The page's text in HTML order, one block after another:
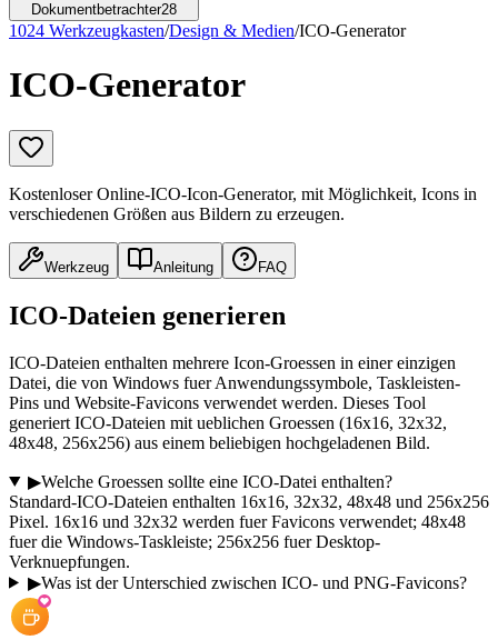
Dokumentbetrachter28
1024 Werkzeugkasten/Design & Medien/ICO-Generator
ICO-Generator
Kostenloser Online-ICO-Icon-Generator, mit Möglichkeit, Icons in
verschiedenen Größen aus Bildern zu erzeugen.
Werkzeug Anleitung FAQ
ICO-Dateien generieren
ICO-Dateien enthalten mehrere Icon-Groessen in einer einzigen
Datei, die von Windows fuer Anwendungssymbole, Taskleisten-
Pins und Website-Favicons verwendet werden. Dieses Tool
generiert ICO-Dateien mit ueblichen Groessen (16x16, 32x32,
48x48, 256x256) aus einem beliebigen hochgeladenen Bild.
▶Welche Groessen sollte eine ICO-Datei enthalten?
Standard-ICO-Dateien enthalten 16x16, 32x32, 48x48 und 256x256
Pixel. 16x16 und 32x32 werden fuer Favicons verwendet; 48x48
fuer die Windows-Taskleiste; 256x256 fuer Desktop-
Verknuepfungen.
▶Was ist der Unterschied zwischen ICO- und PNG-Favicons?